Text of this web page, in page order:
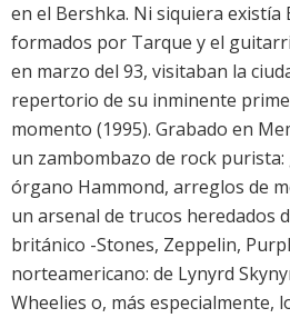
en el Bershka. Ni siquiera existía
formados por Tarque y el
en marzo del 93, visitaban la
repertorio de su inminente
momento (1995). Grabado en
un zambombazo de rock
órgano Hammond, arreglos de
un arsenal de trucos heredados
británico -Stones, Zeppelin,
norteamericano: de Lynyrd
Wheelies o, más especialmente,